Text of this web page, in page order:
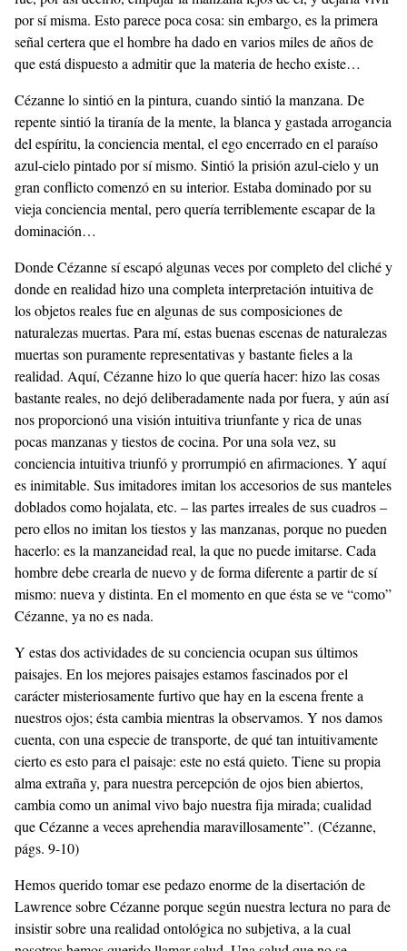
por sí misma. Esto parece poca cosa: sin embargo, es la primera
señal certera que el hombre ha dado en varios miles de años de
que está dispuesto a admitir que la materia de hecho existe…
Cézanne lo sintió en la pintura, cuando sintió la manzana. De
repente sintió la tiranía de la mente, la blanca y gastada arrogancia
del espíritu, la conciencia mental, el ego encerrado en el paraíso
azul-cielo pintado por sí mismo. Sintió la prisión azul-cielo y un
gran conflicto comenzó en su interior. Estaba dominado por su
vieja conciencia mental, pero quería terriblemente escapar de la
dominación…
Donde Cézanne sí escapó algunas veces por completo del cliché y
donde en realidad hizo una completa interpretación intuitiva de
los objetos reales fue en algunas de sus composiciones de
naturalezas muertas. Para mí, estas buenas escenas de naturalezas
muertas son puramente representativas y bastante fieles a la
realidad. Aquí, Cézanne hizo lo que quería hacer: hizo las cosas
bastante reales, no dejó deliberadamente nada por fuera, y aún así
nos proporcionó una visión intuitiva triunfante y rica de unas
pocas manzanas y tiestos de cocina. Por una sola vez, su
conciencia intuitiva triunfó y prorrumpió en afirmaciones. Y aquí
es inimitable. Sus imitadores imitan los accesorios de sus manteles
doblados como hojalata, etc. – las partes irreales de sus cuadros –
pero ellos no imitan los tiestos y las manzanas, porque no pueden
hacerlo: es la manzaneidad real, la que no puede imitarse. Cada
hombre debe crearla de nuevo y de forma diferente a partir de sí
mismo: nueva y distinta. En el momento en que ésta se ve “como”
Cézanne, ya no es nada.
Y estas dos actividades de su conciencia ocupan sus últimos
paisajes. En los mejores paisajes estamos fascinados por el
carácter misteriosamente furtivo que hay en la escena frente a
nuestros ojos; ésta cambia mientras la observamos. Y nos damos
cuenta, con una especie de transporte, de qué tan intuitivamente
cierto es esto para el paisaje: este no está quieto. Tiene su propia
alma extraña y, para nuestra percepción de ojos bien abiertos,
cambia como un animal vivo bajo nuestra fija mirada; cualidad
que Cézanne a veces aprehendia maravillosamente”. (Cézanne,
págs. 9-10)
Hemos querido tomar ese pedazo enorme de la disertación de
Lawrence sobre Cézanne porque según nuestra lectura no para de
insistir sobre una realidad ontológica no subjetiva, a la cual